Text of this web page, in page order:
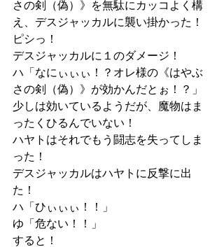
さの剣（偽）》を無駄にカッコよく構
え、デスジャッカルに襲い掛かった！
ピシっ！
デスジャッカルに１のダメージ！
ハ「なにぃぃぃ！？オレ様の《はやぶ
さの剣（偽）》が効かんだとぉ！？」
少しは効いているようだが、魔物はま
ったくひるんでいない！
ハヤトはそれでもう闘志を失ってしま
った！
デスジャッカルはハヤトに反撃に出
た！
ハ「ひぃぃぃ！！」
ゆ「危ない！！」
すると！